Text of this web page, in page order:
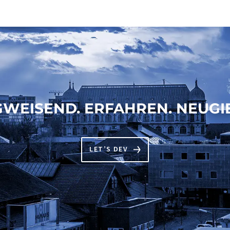
ERFAHREN.
LET’S DEV